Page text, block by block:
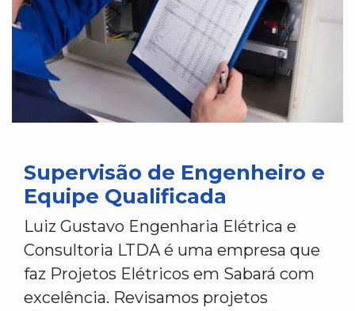
Supervisão de Engenheiro e
Equipe Qualificada
Luiz Gustavo Engenharia Elétrica e
Consultoria LTDA é uma empresa que
faz Projetos Elétricos em Sabará com
excelência. Revisamos projetos